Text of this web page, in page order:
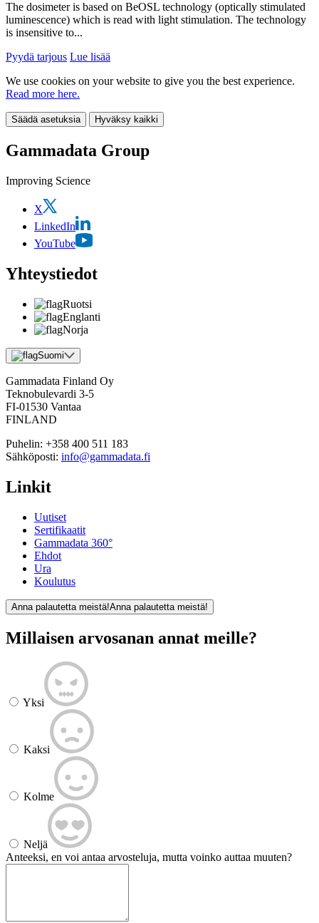
The dosimeter is based on BeOSL technology (optically stimulated
luminescence) which is read with light stimulation. The technology
is insensitive to...
Pyydä tarjous Lue lisää
We use cookies on your website to give you the best experience.
Read more here.
Säädä asetuksia Hyväksy kaikki
Gammadata Group
Improving Science
X
LinkedIn
YouTube
Yhteystiedot
Ruotsi
Englanti
Norja
Suomi
Gammadata Finland Oy
Teknobulevardi 3-5
FI-01530 Vantaa
FINLAND
Puhelin: +358 400 511 183
Sähköposti: info@gammadata.fi
Linkit
Uutiset
Sertifikaatit
Gammadata 360°
Ehdot
Ura
Koulutus
Anna palautetta meistä!Anna palautetta meistä!
Millaisen arvosanan annat meille?
Yksi
Kaksi
Kolme
Neljä
Anteeksi, en voi antaa arvosteluja, mutta voinko auttaa muuten?